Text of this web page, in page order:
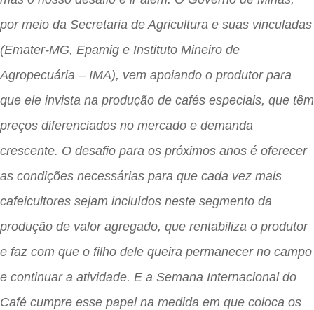
por meio da Secretaria de Agricultura e suas vinculadas
(Emater-MG, Epamig e Instituto Mineiro de
Agropecuária – IMA), vem apoiando o produtor para
que ele invista na produção de cafés especiais, que têm
preços diferenciados no mercado e demanda
crescente. O desafio para os próximos anos é oferecer
as condições necessárias para que cada vez mais
cafeicultores sejam incluídos neste segmento da
produção de valor agregado, que rentabiliza o produtor
e faz com que o filho dele queira permanecer no campo
e continuar a atividade. E a Semana Internacional do
Café cumpre esse papel na medida em que coloca os